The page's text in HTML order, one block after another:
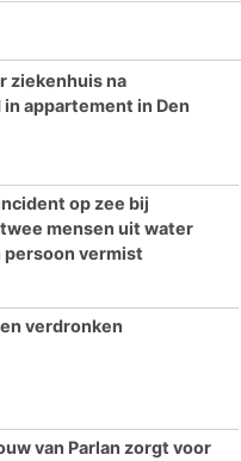
ziekenhuis na
appartement in Den
op zee bij
mensen uit water
persoon vermist
verdronken
van Parlan zorgt voor